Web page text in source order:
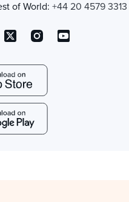
of World: +44 20 4579 3313